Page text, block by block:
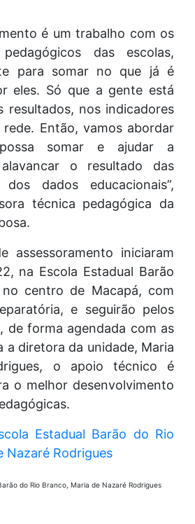
é um trabalho com os
pedagógicos das escolas,
para somar no que já é
eles. Só que a gente está
resultados, nos indicadores
rede. Então, vamos abordar
somar e ajudar a
o resultado das
dados educacionais”,
técnica pedagógica da
assessoramento iniciaram
na Escola Estadual Barão
centro de Macapá, com
e seguirão pelos
de forma agendada com as
a diretora da unidade, Maria
o apoio técnico é
o melhor desenvolvimento
do Rio Branco, Maria de Nazaré Rodrigues